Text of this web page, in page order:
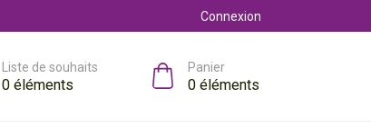
Connexion
Liste de souhaits
0 éléments
Panier
0éléments